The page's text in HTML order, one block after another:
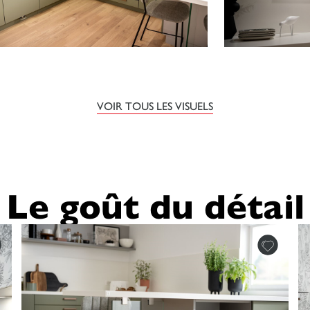
VOIR TOUS LES VISUELS
Le goût du détail